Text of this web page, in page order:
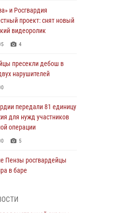
и Росгвардия
проект: снят новый
видеоролик
4
пресекли дебош в
нарушителей
передали 81 единицу
для нужд участников
операции
5
Пензы росгвардейцы
в баре
В Пензе